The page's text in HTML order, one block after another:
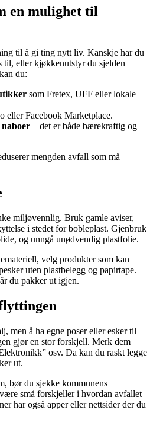
en mulighet til
til å gi ting nytt liv. Kanskje har du
til, eller kjøkkenutstyr du sjelden
du:
som Fretex, UFF eller lokale
eller Facebook Marketplace.
– det er både bærekraftig og
mengden avfall som må
miljøvennlig. Bruk gamle aviser,
i stedet for bobleplast. Gjenbruk
og unngå unødvendig plastfolie.
velg produkter som kan
uten plastbelegg og papirtape.
du pakker ut igjen.
men å ha egne poser eller esker til
gjør en stor forskjell. Merk dem
osv. Da kan du raskt legge
ut.
bør du sjekke kommunens
små forskjeller i hvordan avfallet
har også apper eller nettsider der du